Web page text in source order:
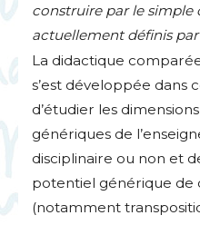
construire par le simple
actuellement définis
La didactique
s’est développée dans
d’étudier les
génériques de
disciplinaire ou non et
potentiel générique de
(notamment